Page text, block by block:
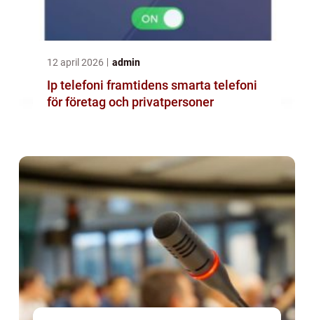
12 april 2026 admin
Ip telefoni framtidens smarta telefoni
för företag och privatpersoner